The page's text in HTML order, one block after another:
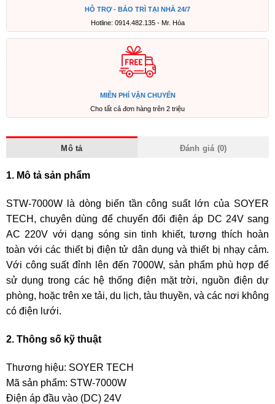
HỖ TRỢ - BẢO TRÌ TẠI NHÀ 24/7
Hotline: 0914.482.135 - Mr. Hóa
MIỄN PHÍ VẬN CHUYỂN
Cho tất cả đơn hàng trên 2 triệu
Mô tả Đánh giá (0)
1. Mô tả sản phẩm
STW-7000W là dòng biến tần công suất lớn của SOYER
TECH, chuyên dùng để chuyển đổi điện áp DC 24V sang
AC 220V với dạng sóng sin tinh khiết, tương thích hoàn
toàn với các thiết bị điện tử dân dụng và thiết bị nhạy cảm.
Với công suất đỉnh lên đến 7000W, sản phẩm phù hợp để
sử dụng trong các hệ thống điện mặt trời, nguồn điện dự
phòng, hoặc trên xe tải, du lịch, tàu thuyền, và các nơi không
có điện lưới.
2. Thông số kỹ thuật
Thương hiệu: SOYER TECH
Mã sản phẩm: STW-7000W
Điện áp đầu vào (DC) 24V